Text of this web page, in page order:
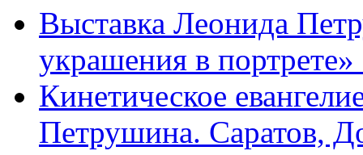
Выставка Леонида
украшения в
Кинетическое
Петрушина. Саратов,